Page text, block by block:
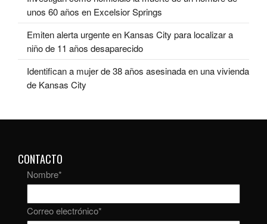
unos 60 años en Excelsior Springs
Emiten alerta urgente en Kansas City para localizar a
niño de 11 años desaparecido
Identifican a mujer de 38 años asesinada en una vivienda
de Kansas City
CONTACTO
Nombre*
Correo electrónico*